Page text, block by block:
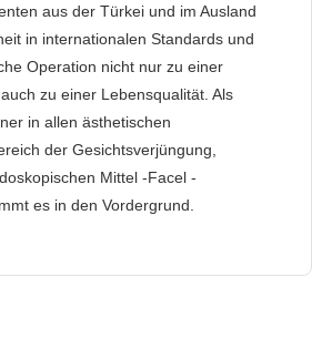
aus der Türkei und im Ausland
in internationalen Standards und
Operation nicht nur zu einer
zu einer Lebensqualität. Als
in allen ästhetischen
der Gesichtsverjüngung,
Mittel -Facel -
es in den Vordergrund.